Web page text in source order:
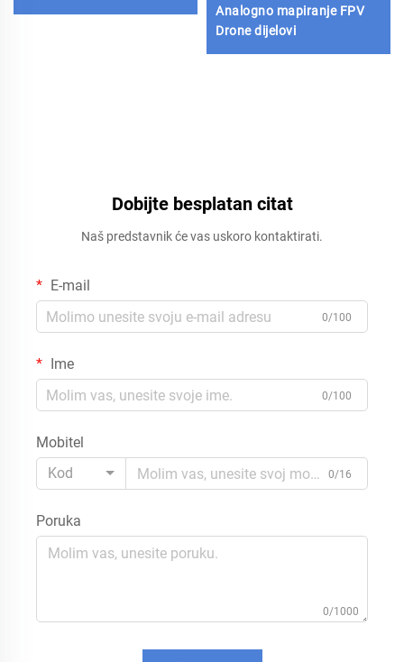
Analogno mapiranje FPV
Drone dijelovi
Dobijte besplatan citat
Naš predstavnik će vas uskoro kontaktirati.
E-mail
0/100
Ime
0/100
Mobitel
Kod
0/16
Poruka
0/1000